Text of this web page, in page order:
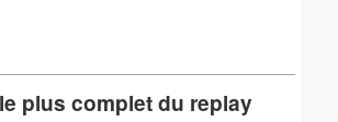
plus complet du replay